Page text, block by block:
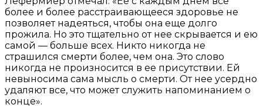
более и более расстраивающееся здоровье не
позволяет надеяться, чтобы она еще долго
прожила. Но это тщательно от нее скрывается и ею
самой — больше всех. Никто никогда не
страшился смерти более, чем она. Это слово
никогда не произносится в ее присутствии. Ей
невыносима сама мысль о смерти. От нее усердно
удаляют все, что может служить напоминанием о
конце».